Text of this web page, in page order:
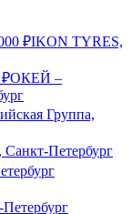
₽IKON TYRES,
₽ОКЕЙ –
Группа,
Петербург